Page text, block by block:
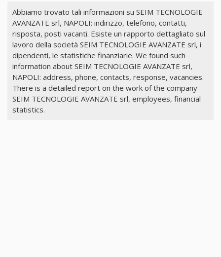
Abbiamo trovato tali informazioni su SEIM TECNOLOGIE
AVANZATE srl, NAPOLI: indirizzo, telefono, contatti,
risposta, posti vacanti. Esiste un rapporto dettagliato sul
lavoro della società SEIM TECNOLOGIE AVANZATE srl, i
dipendenti, le statistiche finanziarie. We found such
information about SEIM TECNOLOGIE AVANZATE srl,
NAPOLI: address, phone, contacts, response, vacancies.
There is a detailed report on the work of the company
SEIM TECNOLOGIE AVANZATE srl, employees, financial
statistics.